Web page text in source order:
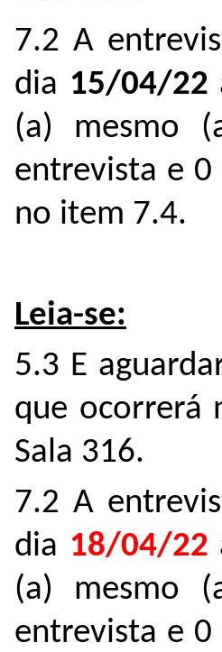
7.2 A
dia 15/04/22
(a) mesmo
entrevista e
no item 7.4.
Leia-se:
5.3 E
que ocorrerá
Sala 316.
7.2 A
dia 18/04/22
(a) mesmo
entrevista e